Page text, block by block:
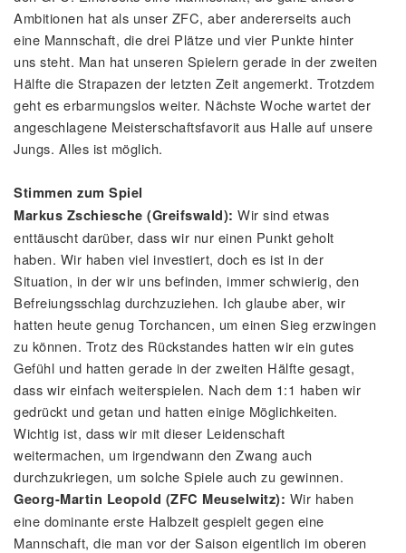
Ambitionen hat als unser ZFC, aber andererseits auch
eine Mannschaft, die drei Plätze und vier Punkte hinter
uns steht. Man hat unseren Spielern gerade in der zweiten
Hälfte die Strapazen der letzten Zeit angemerkt. Trotzdem
geht es erbarmungslos weiter. Nächste Woche wartet der
angeschlagene Meisterschaftsfavorit aus Halle auf unsere
Jungs. Alles ist möglich.
Stimmen zum Spiel
Markus Zschiesche (Greifswald): Wir sind etwas
enttäuscht darüber, dass wir nur einen Punkt geholt
haben. Wir haben viel investiert, doch es ist in der
Situation, in der wir uns befinden, immer schwierig, den
Befreiungsschlag durchzuziehen. Ich glaube aber, wir
hatten heute genug Torchancen, um einen Sieg erzwingen
zu können. Trotz des Rückstandes hatten wir ein gutes
Gefühl und hatten gerade in der zweiten Hälfte gesagt,
dass wir einfach weiterspielen. Nach dem 1:1 haben wir
gedrückt und getan und hatten einige Möglichkeiten.
Wichtig ist, dass wir mit dieser Leidenschaft
weitermachen, um irgendwann den Zwang auch
durchzukriegen, um solche Spiele auch zu gewinnen.
Georg-Martin Leopold (ZFC Meuselwitz): Wir haben
eine dominante erste Halbzeit gespielt gegen eine
Mannschaft, die man vor der Saison eigentlich im oberen